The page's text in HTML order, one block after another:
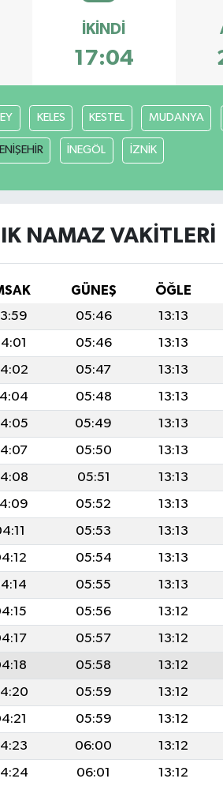
İKINDI
17:04
KELES KESTEL MUDANYA
İNEGÖL İZNİK
NAMAZ VAKITLERI
GÜNEŞ ÖĞLE
05:46 13:13
05:46 13:13
05:47 13:13
05:48 13:13
05:49 13:13
05:50 13:13
05:51 13:13
05:52 13:13
05:53 13:13
05:54 13:13
05:55 13:13
05:56 13:12
05:57 13:12
05:58 13:12
05:59 13:12
05:59 13:12
06:00 13:12
06:01 13:12